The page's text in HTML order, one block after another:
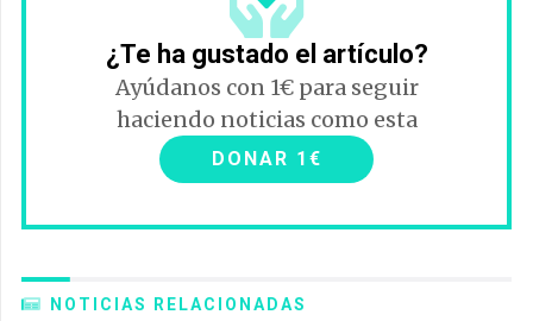
¿Te ha gustado el artículo?
Ayúdanos con 1€ para seguir
haciendo noticias como esta
DONAR 1€
NOTICIAS RELACIONADAS